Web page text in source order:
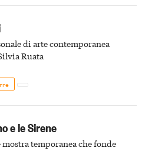
di arte contemporanea
Ruata
e le Sirene
temporanea che fonde